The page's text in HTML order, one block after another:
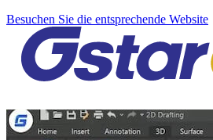
Besuchen Sie die entsprechende Website